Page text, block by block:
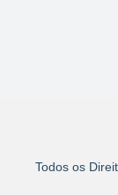
Todos os